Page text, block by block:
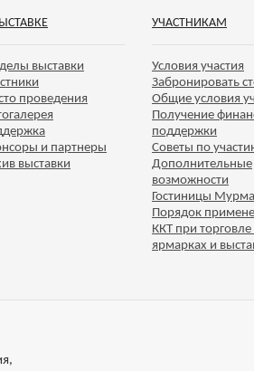
выставки
проведения
и партнеры
выставки
УЧАСТНИКАМ
Условия участия
Забронировать
Общие условия
Получение
поддержки
Советы по
Дополнительные
возможности
Гостиницы
Порядок
ККТ при торговле
ярмарках и